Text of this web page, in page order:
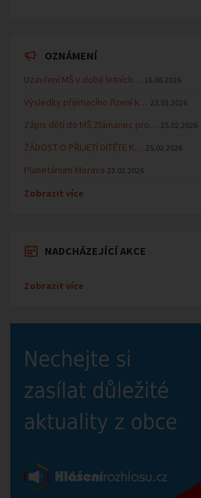
OZNÁMENÍ
Uzavření MŠ v době letních… 16.06.2026
Výsledky přijímacího řízení k… 23.03.2026
Zápis dětí do MŠ Zlámanec pro… 25.02.2026
ŽÁDOST O PŘIJETÍ DÍTĚTE K… 25.02.2026
Planetárium Morava 23.02.2026
Zobrazit více
NADCHÁZEJÍCÍ AKCE
Zobrazit více